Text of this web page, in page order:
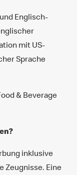
Englisch-
mit US-
Sprache
& Beverage
inklusive
Zeugnisse. Eine